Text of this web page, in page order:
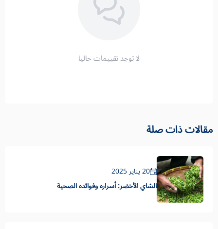
لا توجد تقييمات حاليا
مقالات ذات صلة
20 يناير 2025
الشاي الأخضر: أسراره وفوائده الصحية